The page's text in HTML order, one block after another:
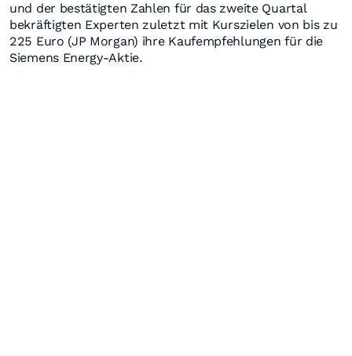
und der bestätigten Zahlen für das zweite Quartal
bekräftigten Experten zuletzt mit Kurszielen von bis zu
225 Euro (JP Morgan) ihre Kaufempfehlungen für die
Siemens Energy-Aktie.